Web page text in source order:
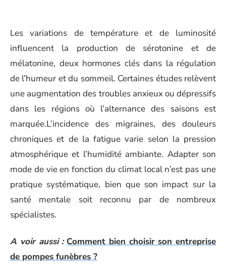
Les variations de température et de luminosité
influencent la production de sérotonine et de
mélatonine, deux hormones clés dans la régulation
de l’humeur et du sommeil. Certaines études relèvent
une augmentation des troubles anxieux ou dépressifs
dans les régions où l’alternance des saisons est
marquée.L’incidence des migraines, des douleurs
chroniques et de la fatigue varie selon la pression
atmosphérique et l’humidité ambiante. Adapter son
mode de vie en fonction du climat local n’est pas une
pratique systématique, bien que son impact sur la
santé mentale soit reconnu par de nombreux
spécialistes.
A voir aussi : Comment bien choisir son entreprise
de pompes funèbres ?